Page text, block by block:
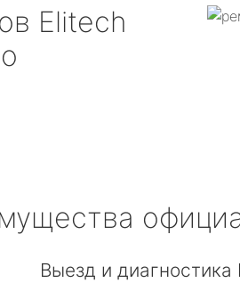
Elitech
Выезд и диагностика